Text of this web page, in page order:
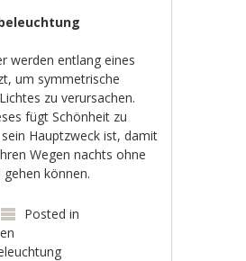
werden entlang eines
um symmetrische
zu verursachen.
fügt Schönheit zu
Hauptzweck ist, damit
Wegen nachts ohne
können.
Posted in